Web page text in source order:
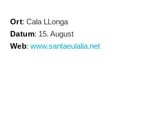
Ort: Cala LLonga
Datum: 15. August
Web:www.santaeulalia.net